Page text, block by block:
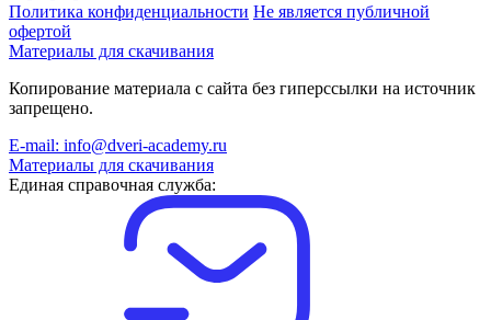
Политика конфиденциальности Не является публичной
офертой
Материалы для скачивания
Копирование материала с сайта без гиперссылки на источник
запрещено.
E-mail: info@dveri-academy.ru
Материалы для скачивания
Единая справочная служба: